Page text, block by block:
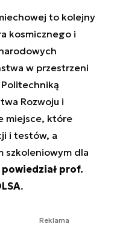
to kolejny
kosmicznego i
w przestrzeni
Politechniką
Rozwoju i
miejsce, które
i testów, a
szkoleniowym dla
powiedział prof.
.
Reklama